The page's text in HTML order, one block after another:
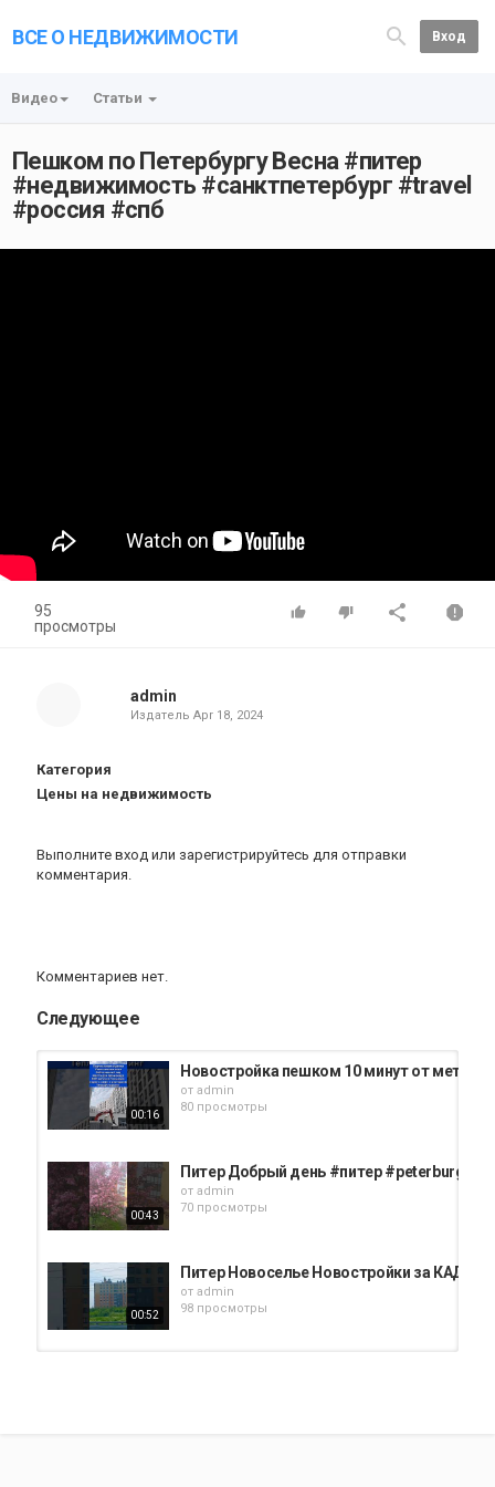
ВСЕ О НЕДВИЖИМОСТИ Вход
Видео Статьи
Пешком по Петербургу Весна #питер
#недвижимость #санктпетербург #travel
#россия #спб
95
просмотры
admin
Издатель Apr 18, 2024
Категория
Цены на недвижимость
Выполните вход или зарегистрируйтесь для отправки
комментария.
Комментариев нет.
Следующее
00:16
Новостройка пешком 10 минут от метро
от admin
80 просмотры
00:43
Питер Добрый день #питер #peterburg
от admin
70 просмотры
00:52
Питер Новоселье Новостройки за КАД
от admin
98 просмотры